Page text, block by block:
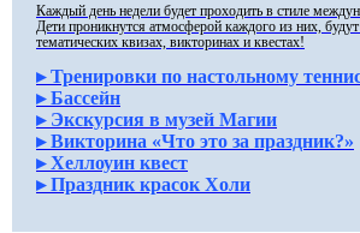
Каждый день недели будет проходить в стиле
Дети проникнутся атмосферой каждого из них, будут
тематических квизах, викторинах и квестах!
▸ Тренировки по настольному
▸ Бассейн
▸ Экскурсия в музей Магии
▸ Викторина «Что это за праздник?»
▸ Хеллоуин квест
▸ Праздник красок Холи